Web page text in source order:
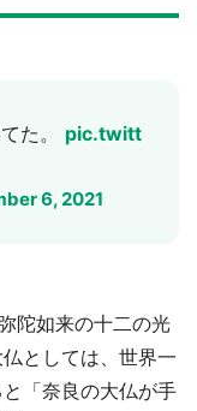
た。 pic.twitt
6, 2021
陀如来の十二の光
としては、世界一
「奈良の大仏が手